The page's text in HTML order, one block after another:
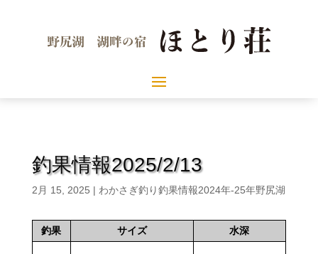
釣果情報2025/2/13
2月 15, 2025 | わかさぎ釣り釣果情報2024年-25年野尻湖
釣果 サイズ 水深